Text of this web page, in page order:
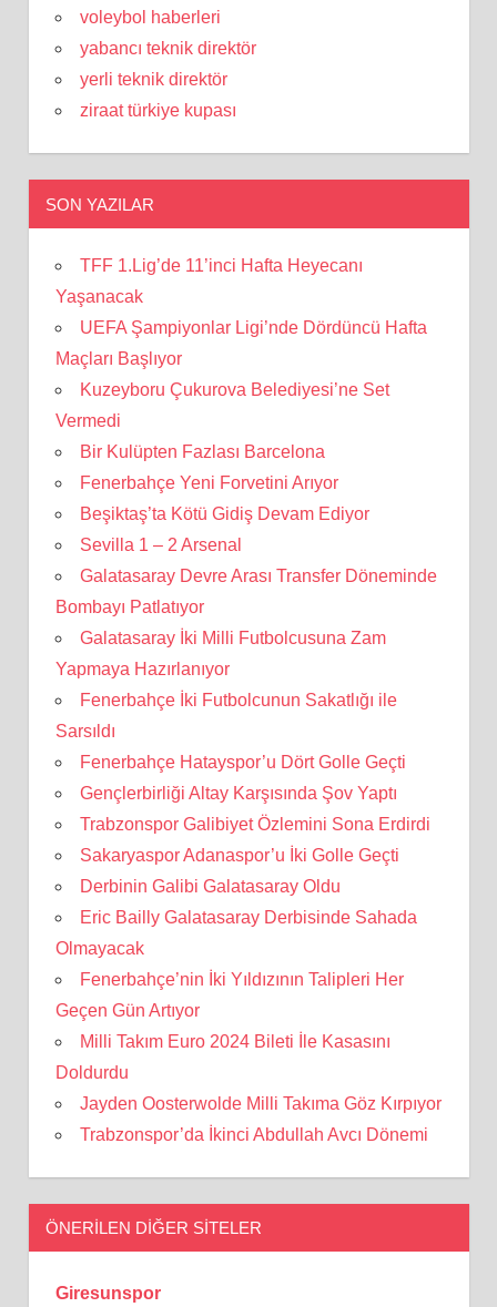
voleybol haberleri
yabancı teknik direktör
yerli teknik direktör
ziraat türkiye kupası
SON YAZILAR
TFF 1.Lig’de 11’inci Hafta Heyecanı
Yaşanacak
UEFA Şampiyonlar Ligi’nde Dördüncü Hafta
Maçları Başlıyor
Kuzeyboru Çukurova Belediyesi’ne Set
Vermedi
Bir Kulüpten Fazlası Barcelona
Fenerbahçe Yeni Forvetini Arıyor
Beşiktaş’ta Kötü Gidiş Devam Ediyor
Sevilla 1 – 2 Arsenal
Galatasaray Devre Arası Transfer Döneminde
Bombayı Patlatıyor
Galatasaray İki Milli Futbolcusuna Zam
Yapmaya Hazırlanıyor
Fenerbahçe İki Futbolcunun Sakatlığı ile
Sarsıldı
Fenerbahçe Hatayspor’u Dört Golle Geçti
Gençlerbirliği Altay Karşısında Şov Yaptı
Trabzonspor Galibiyet Özlemini Sona Erdirdi
Sakaryaspor Adanaspor’u İki Golle Geçti
Derbinin Galibi Galatasaray Oldu
Eric Bailly Galatasaray Derbisinde Sahada
Olmayacak
Fenerbahçe’nin İki Yıldızının Talipleri Her
Geçen Gün Artıyor
Milli Takım Euro 2024 Bileti İle Kasasını
Doldurdu
Jayden Oosterwolde Milli Takıma Göz Kırpıyor
Trabzonspor’da İkinci Abdullah Avcı Dönemi
ÖNERILEN DIĞER SITELER
Giresunspor